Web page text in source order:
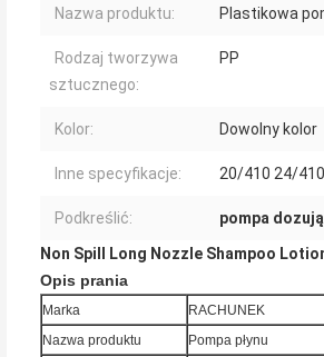
Nazwa produktu: Plastikowa
Rodzaj tworzywa
sztucznego:
PP
Kolor: Dowolny kolor
Inne specyfikacje: 20/410 24/410
Podkreślić: pompa
Non Spill Long Nozzle Shampoo
Opis prania
Marka
RACHUNEK
Nazwa produktu
Pompa płynu